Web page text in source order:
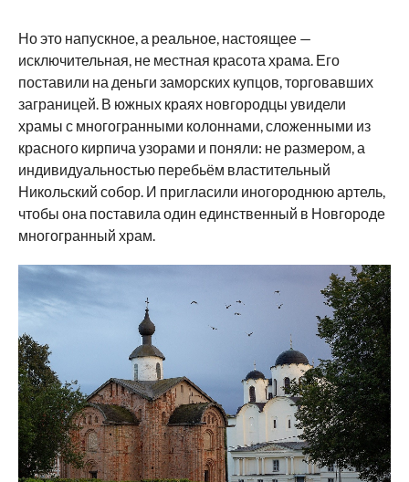
Но это напускное, а реальное, настоящее —
исключительная, не местная красота храма. Его
поставили на деньги заморских купцов, торговавших
заграницей. В южных краях новгородцы увидели
храмы с многогранными колоннами, сложенными из
красного кирпича узорами и поняли: не размером, а
индивидуальностью перебьём властительный
Никольский собор. И пригласили иногороднюю артель,
чтобы она поставила один единственный в Новгороде
многогранный храм.